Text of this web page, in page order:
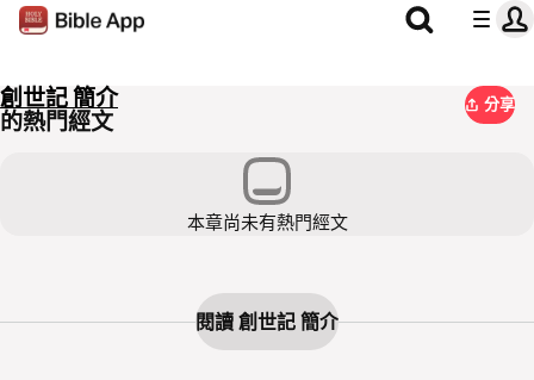
創世記 簡介
的熱門經文
分享
本章尚未有熱門經文
閱讀 創世記 簡介